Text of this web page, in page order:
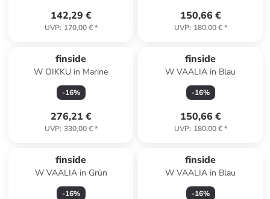
142,29 €
UVP: 170,00 €*
150,66 €
UVP: 180,00 €*
finside
W OIKKU in Marine
-16%
276,21 €
UVP: 330,00 €*
finside
W VAALIA in Blau
-16%
150,66 €
UVP: 180,00 €*
finside
W VAALIA in Grün
-16%
finside
W VAALIA in Blau
-16%